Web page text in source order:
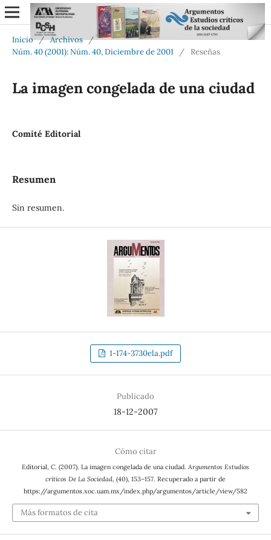
Inicio / Archivos /
Núm. 40 (2001): Núm. 40, Diciembre de 2001
/ Reseñas
La imagen congelada de una ciudad
Comité Editorial
Resumen
Sin resumen.
1-174-3730ela.pdf
Publicado
18-12-2007
Cómo citar
Editorial, C. (2007). La imagen congelada de una ciudad. Argumentos Estudios
críticos De La Sociedad, (40), 153–157. Recuperado a partir de
https://argumentos.xoc.uam.mx/index.php/argumentos/article/view/582
Más formatos de cita